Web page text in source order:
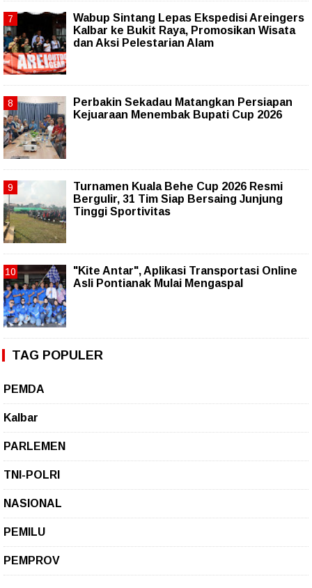
Wabup Sintang Lepas Ekspedisi Areingers
Kalbar ke Bukit Raya, Promosikan Wisata
dan Aksi Pelestarian Alam
Perbakin Sekadau Matangkan Persiapan
Kejuaraan Menembak Bupati Cup 2026
Turnamen Kuala Behe Cup 2026 Resmi
Bergulir, 31 Tim Siap Bersaing Junjung
Tinggi Sportivitas
"Kite Antar", Aplikasi Transportasi Online
Asli Pontianak Mulai Mengaspal
TAG POPULER
PEMDA
Kalbar
PARLEMEN
TNI-POLRI
NASIONAL
PEMILU
PEMPROV